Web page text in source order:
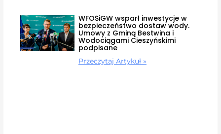
WFOŚiGW wsparł inwestycje w
bezpieczeństwo dostaw wody.
Umowy z Gminą Bestwina i
Wodociągami Cieszyńskimi
podpisane
Przeczytaj Artykuł »